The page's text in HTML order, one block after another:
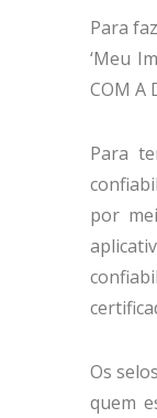
Para
‘Meu
COM A
Para
por
Os
quem